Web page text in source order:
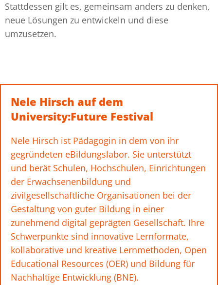
Stattdessen gilt es, gemeinsam anders zu denken,
neue Lösungen zu entwickeln und diese
umzusetzen.
Nele Hirsch auf dem
University:Future Festival
Nele Hirsch ist Pädagogin in dem von ihr
gegründeten eBildungslabor. Sie unterstützt
und berät Schulen, Hochschulen, Einrichtungen
der Erwachsenenbildung und
zivilgesellschaftliche Organisationen bei der
Gestaltung von guter Bildung in einer
zunehmend digital geprägten Gesellschaft. Ihre
Schwerpunkte sind innovative Lernformate,
kollaborative und kreative Lernmethoden, Open
Educational Resources (OER) und Bildung für
Nachhaltige Entwicklung (BNE).